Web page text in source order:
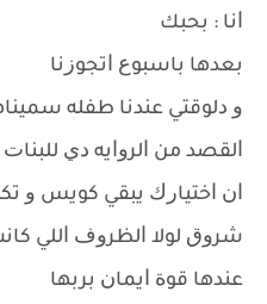
ﺍﻧﺎ : ﺑﺤﺒﻚ
ﺑﻌﺪﻫﺎ ﺑﺎﺳﺒﻮﻉ ﺍﺗﺠﻮﺯﻧﺎ
ﻭ ﺩﻟﻮﻗﺘﻲ ﻋﻨﺪﻧﺎ ﻃﻔﻠﻪ
ﺍﻟﻘﺼﺪ ﻣﻦ ﺍﻟﺮﻭﺍﻳﻪ ﺩﻱ ﻟﻠﺒﻨﺎﺕ
ﺍﻥ ﺍﺧﺘﻴﺎﺭﻙ ﻳﺒﻘﻲ ﻛﻮﻳﺲ ﻭ
ﺷﺮﻭﻕ ﻟﻮﻻ ﺍﻟﻈﺮﻭﻑ ﺍﻟﻠﻲ
ﻋﻨﺪﻫﺎ ﻗﻮﺓ ﺍﻳﻤﺎﻥ ﺑﺮﺑﻬﺎ